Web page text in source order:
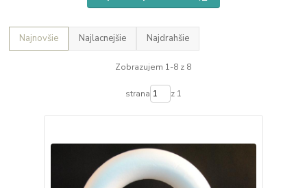
Najnovšie Najlacnejšie Najdrahšie
Zobrazujem 1-8 z 8
strana z 1